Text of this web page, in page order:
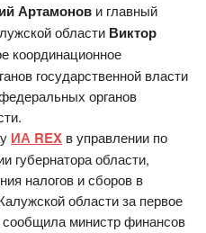
Артамонов и главный
области Виктор
координационное
государственной власти
органов
ИА REX в управлении по
губернатора области,
налогов и сборов в
области за первое
сообщила министр финансов